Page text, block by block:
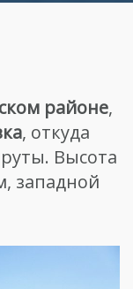
районе,
, откуда
Высота
западной